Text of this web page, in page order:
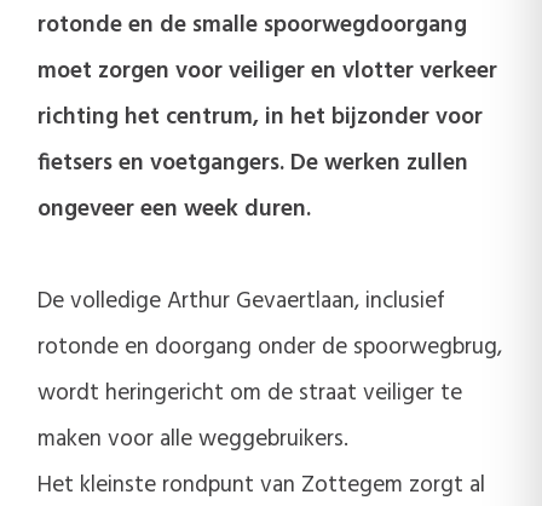
rotonde en de smalle spoorwegdoorgang
moet zorgen voor veiliger en vlotter verkeer
richting het centrum, in het bijzonder voor
fietsers en voetgangers. De werken zullen
ongeveer een week duren.
De volledige Arthur Gevaertlaan, inclusief
rotonde en doorgang onder de spoorwegbrug,
wordt heringericht om de straat veiliger te
maken voor alle weggebruikers.
Het kleinste rondpunt van Zottegem zorgt al